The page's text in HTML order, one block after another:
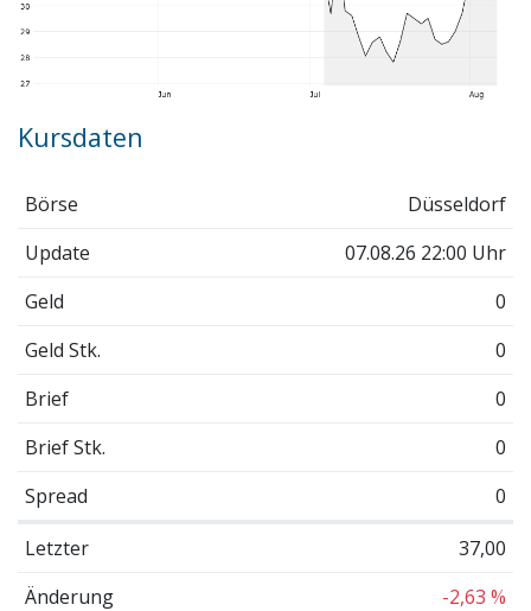
Kursdaten
Börse
Düsseldorf
Update
07.08.26 22:00 Uhr
Geld
0
Geld Stk.
0
Brief
0
Brief Stk.
0
Spread
0
Letzter
37,00
Änderung
-2,63 %